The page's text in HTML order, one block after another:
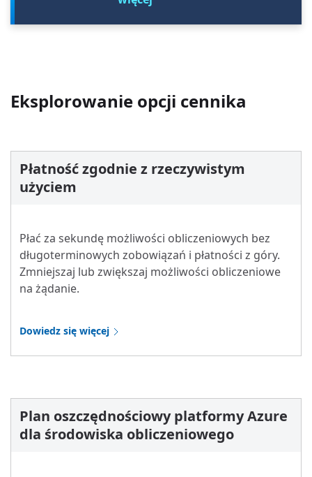
Eksplorowanie opcji cennika
Płatność zgodnie z rzeczywistym
użyciem
Płać za sekundę możliwości obliczeniowych bez
długoterminowych zobowiązań i płatności z góry.
Zmniejszaj lub zwiększaj możliwości obliczeniowe
na żądanie.
Dowiedz się więcej
Plan oszczędnościowy platformy Azure
dla środowiska obliczeniowego